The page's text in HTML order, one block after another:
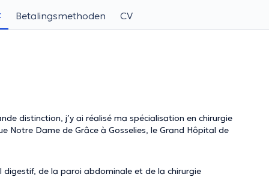
Betalingsmethoden CV
distinction, j’y ai réalisé ma spécialisation en chirurgie
Notre Dame de Grâce à Gosselies, le Grand Hôpital de
digestif, de la paroi abdominale et de la chirurgie